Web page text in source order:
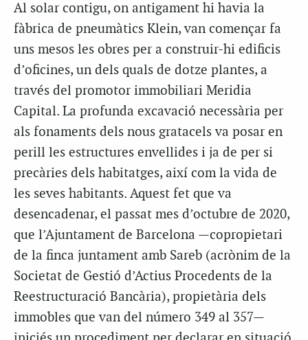
Al solar contigu, on antigament hi havia la
fàbrica de pneumàtics Klein, van començar fa
uns mesos les obres per a construir-hi edificis
d’oficines, un dels quals de dotze plantes, a
través del promotor immobiliari Meridia
Capital. La profunda excavació necessària per
als fonaments dels nous gratacels va posar en
perill les estructures envellides i ja de per si
precàries dels habitatges, així com la vida de
les seves habitants. Aquest fet que va
desencadenar, el passat mes d’octubre de 2020,
que l’Ajuntament de Barcelona —copropietari
de la finca juntament amb Sareb (acrònim de la
Societat de Gestió d’Actius Procedents de la
Reestructuració Bancària), propietària dels
immobles que van del número 349 al 357—